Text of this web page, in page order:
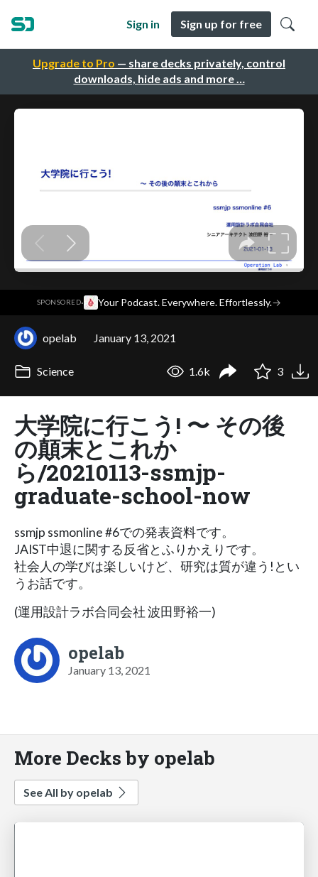
Upgrade to Pro — share decks privately, control
downloads, hide ads and more …
Sign in Sign up for free
SPONSORED· Your Podcast. Everywhere. Effortlessly.→
opelab January 13, 2021
Science 1.6k 3
大学院に行こう! 〜 その後
の顛末とこれか
ら/20210113-ssmjp-
graduate-school-now
ssmjp ssmonline #6での発表資料です。
JAIST中退に関する反省とふりかえりです。
社会人の学びは楽しいけど、研究は質が違う!とい
うお話です。
(運用設計ラボ合同会社 波田野裕一)
opelab
January 13, 2021
More Decks by opelab
See All by opelab